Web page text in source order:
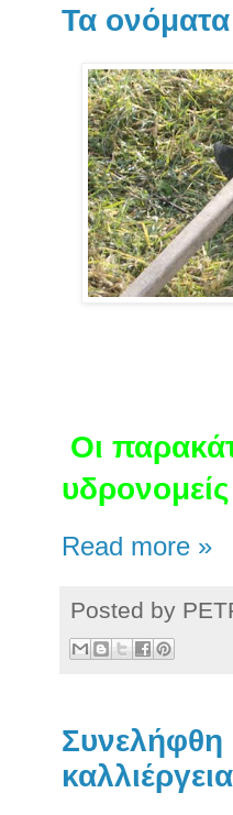
Τα
Οι
Read more »
Posted by
Συνελήφθη